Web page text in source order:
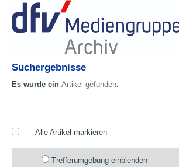
Suchergebnisse
Es wurde ein Artikel gefunden.
Alle Artikel markieren
Trefferumgebung einblenden